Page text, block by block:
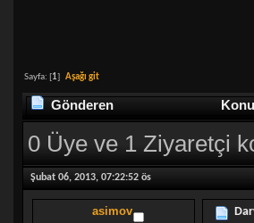
Sayfa: [1] Aşağı git
Gönderen
0 Üye ve 1 Ziyaretçi
Şubat 06, 2013, 07:22:52 ös
asimov